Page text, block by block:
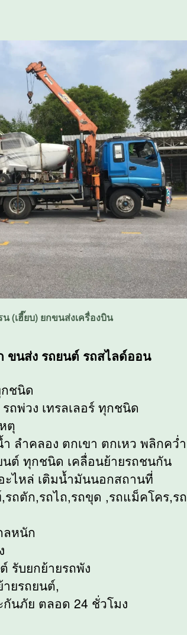
(เฮี๊ยบ) ยกขนส่งเครื่องบิน
ขนส่ง รถยนต์ รถสไลด์ออน
ชนิด
ถพ่วง เทรลเลอร์ ทุกชนิด
ตุ
ลำคลอง ตกเขา ตกเหว พลิกคว่ำ
นต์ ทุกชนิด เคลื่อนย้ายรถชนกัน
ะไหล่ เติมน้ำมันนอกสถานที่
ถตัก,รถไถ,รถขุด ,รถแม็คโคร,รถ
ลหนัก
รับยกย้ายรถพัง
ายรถยนต์,
กันภัย ตลอด 24 ชั่วโมง